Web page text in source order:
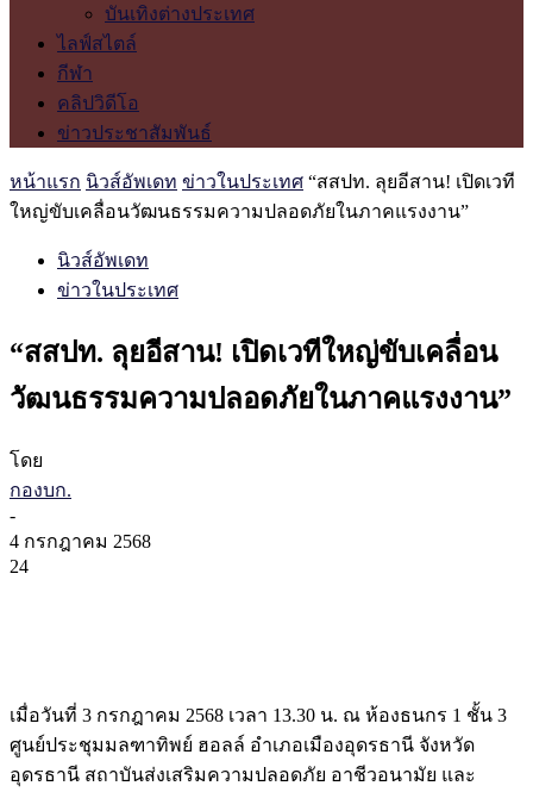
บันเทิงต่างประเทศ
ไลฟ์สไตล์
กีฬา
คลิปวิดีโอ
ข่าวประชาสัมพันธ์
หน้าแรก นิวส์อัพเดท ข่าวในประเทศ “สสปท. ลุยอีสาน! เปิดเวที
ใหญ่ขับเคลื่อนวัฒนธรรมความปลอดภัยในภาคแรงงาน”
นิวส์อัพเดท
ข่าวในประเทศ
“สสปท. ลุยอีสาน! เปิดเวทีใหญ่ขับเคลื่อน
วัฒนธรรมความปลอดภัยในภาคแรงงาน”
โดย
กองบก.
-
4 กรกฎาคม 2568
24
เมื่อวันที่ 3 กรกฎาคม 2568 เวลา 13.30 น. ณ ห้องธนกร 1 ชั้น 3
ศูนย์ประชุมมลฑาทิพย์ ฮอลล์ อำเภอเมืองอุดรธานี จังหวัด
อุดรธานี สถาบันส่งเสริมความปลอดภัย อาชีวอนามัย และ